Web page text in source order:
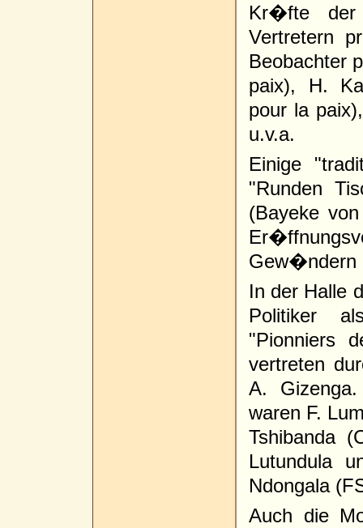
Kr�fte der
Vertretern
Beobachter
paix), H.
pour la
u.v.a.
Einige
"Runden
(Bayeke
Gew�ndern
In der Halle
Politiker
"Pionniers
vertreten
A.
waren F.
Tshibanda
Lutundula
Ndongala
Auch die